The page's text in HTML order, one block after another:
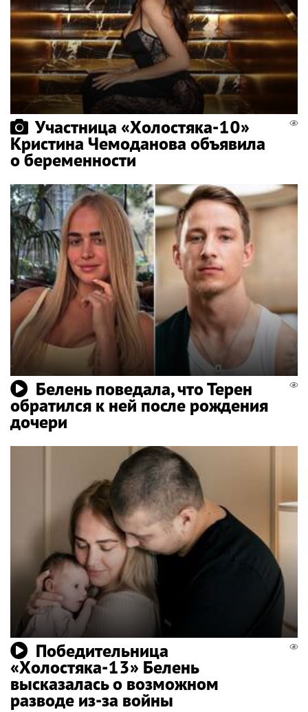
Участница «Холостяка-10»
Кристина Чемоданова объявила
о беременности
Белень поведала, что Терен
обратился к ней после рождения
дочери
Победительница
«Холостяка-13» Белень
высказалась о возможном
разводе из-за войны